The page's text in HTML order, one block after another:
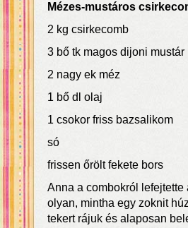
Mézes-mustáros
2 kg csirkecomb
3 bő tk magos dijoni mustár
2 nagy ek méz
1 bő dl olaj
1 csokor friss bazsalikom
só
frissen őrölt fekete bors
Anna a combokról
olyan, mintha egy zoknit
tekert rájuk és alaposan